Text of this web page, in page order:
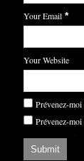
Your Email *
Your Website
Prévenez-
Prévenez-